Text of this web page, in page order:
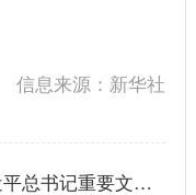
信息来源：新华社
《求是》杂志发表习近平总书记重要文章《学习好贯彻好党的二十届四中全会精神》